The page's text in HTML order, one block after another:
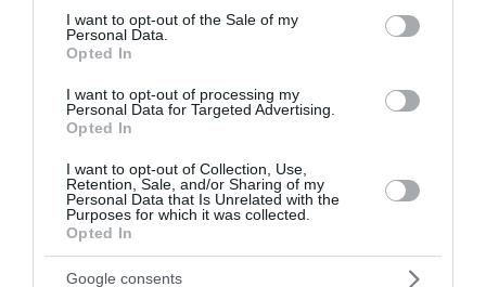
consent section.
I want to opt-out of the Sale of my
Personal Data.
Opted In
I want to opt-out of processing my
Personal Data for Targeted Advertising.
Opted In
I want to opt-out of Collection, Use,
Retention, Sale, and/or Sharing of my
Personal Data that Is Unrelated with the
Purposes for which it was collected.
Opted In
Google consents